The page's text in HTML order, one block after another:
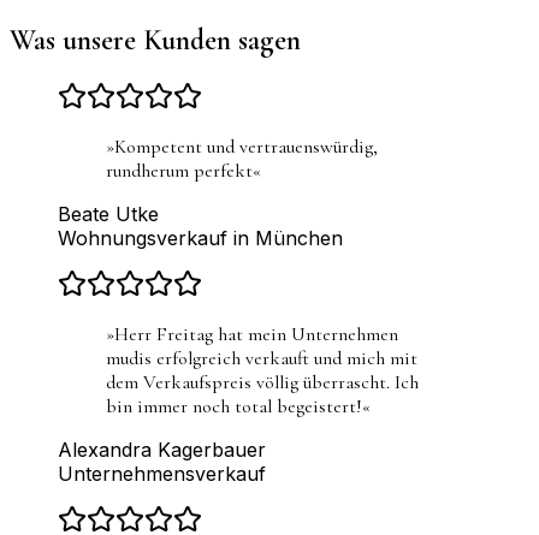
Was unsere Kunden sagen
»Kompetent und vertrauenswürdig,
rundherum perfekt«
Beate Utke
Wohnungsverkauf in München
»Herr Freitag hat mein Unternehmen
mudis erfolgreich verkauft und mich mit
dem Verkaufspreis völlig überrascht. Ich
bin immer noch total begeistert!«
Alexandra Kagerbauer
Unternehmensverkauf